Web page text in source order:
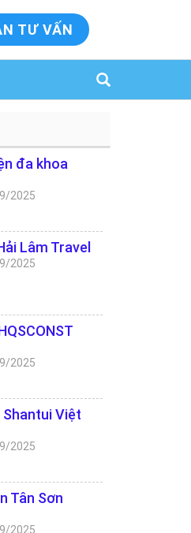
TƯ VẤN
đa khoa
2025
Lâm Travel
2025
2025
Shantui Việt
2025
Tân Sơn
2025